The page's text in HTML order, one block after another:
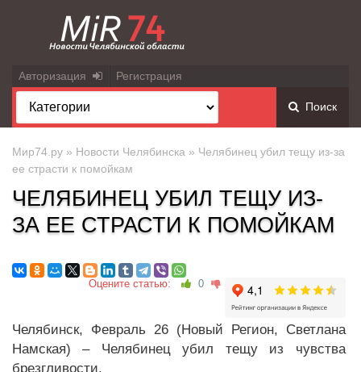
Авторизация Регистрация
Поиск
Мир74.ру » Новости Челябинска » Челябинец убил тещу из-за
ее страсти к помойкам
ЧЕЛЯБИНЕЦ УБИЛ ТЕЩУ ИЗ-
ЗА ЕЕ СТРАСТИ К ПОМОЙКАМ
Оцените статью: 0
Челябинск, Февраль 26 (Новый Регион, Светлана
Намская) – Челябинец убил тещу из чувства
брезгливости.